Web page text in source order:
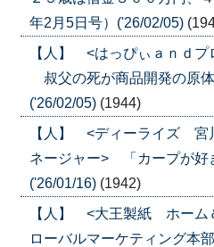
年2月5日号）('26/02/05)
【人】 <はっぴぃａｎｄ
叔父の死が商品開発の原体
('26/02/05) (1944)
【人】 <ディーライズ 宮
ネージャー> 「カープが好
('26/01/16) (1942)
【人】 <大王製紙 ホーム
ローバルマーケティング本